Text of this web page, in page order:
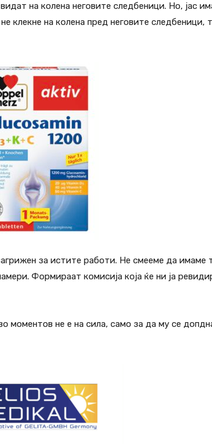
на колена неговите следбеници. Но, јас
клекне на колена пред неговите следбеници,
за истите работи. Не смееме да имаме
Формираат комисија која ќе ни ја
моментов не е на сила, само за да му се